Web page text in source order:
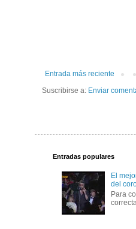
Entrada más reciente
Suscribirse a: Enviar
Entradas populares
El
del
Para